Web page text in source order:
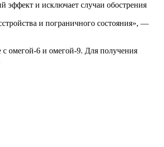
и исключает случаи обострения
и пограничного состояния», —
с омегой-6 и омегой-9. Для получения